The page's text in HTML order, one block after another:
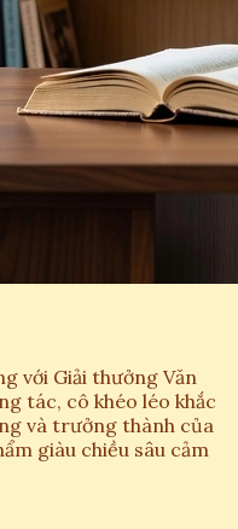
với Giải thưởng Văn
tác, cô khéo léo khắc
và trưởng thành của
giàu chiều sâu cảm